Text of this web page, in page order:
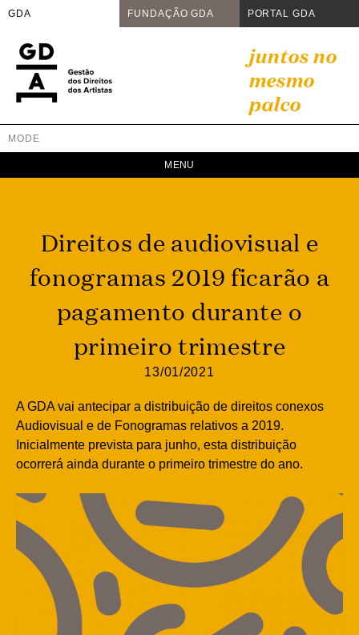
GDA FUNDAÇÃO GDA PORTAL GDA
content
juntos no
mesmo
palco
GDA
Juntos no mesmo palco
MODE
Direitos de audiovisual e
fonogramas 2019 ficarão a
pagamento durante o
primeiro trimestre
13/01/2021
A GDA vai antecipar a distribuição de direitos conexos
Audiovisual e de Fonogramas relativos a 2019.
Inicialmente prevista para junho, esta distribuição
ocorrerá ainda durante o primeiro trimestre do ano.